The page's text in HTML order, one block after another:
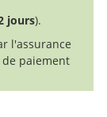
jours).
l'assurance
paiement